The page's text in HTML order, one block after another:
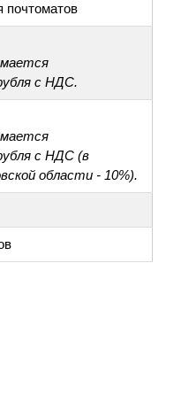
с НДС.
с НДС (в
области - 10%).